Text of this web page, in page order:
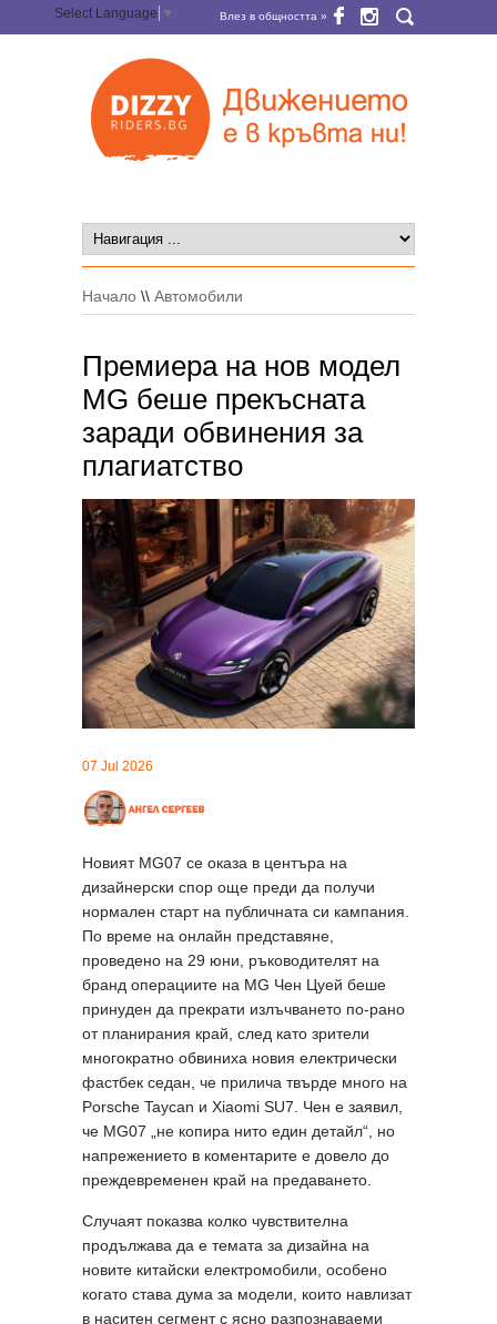
Select Language ▼ Влез в общността »
Начало \\ Автомобили
Премиера на нов модел
MG беше прекъсната
заради обвинения за
плагиатство
07 Jul 2026
Новият MG07 се оказа в центъра на
дизайнерски спор още преди да получи
нормален старт на публичната си кампания.
По време на онлайн представяне,
проведено на 29 юни, ръководителят на
бранд операциите на MG Чен Цуей беше
принуден да прекрати излъчването по-рано
от планирания край, след като зрители
многократно обвиниха новия електрически
фастбек седан, че прилича твърде много на
Porsche Taycan и Xiaomi SU7. Чен е заявил,
че MG07 „не копира нито един детайл“, но
напрежението в коментарите е довело до
преждевременен край на предаването.
Случаят показва колко чувствителна
продължава да е темата за дизайна на
новите китайски електромобили, особено
когато става дума за модели, които навлизат
в наситен сегмент с ясно разпознаваеми